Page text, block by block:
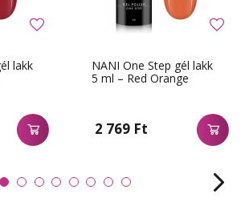
lakk
NANI One Step gél lakk
5 ml – Red Orange
2 769 Ft